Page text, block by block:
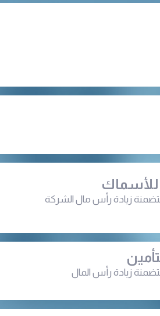
للأسماك
زيادة رأس مال الشركة
زيادة رأس المال